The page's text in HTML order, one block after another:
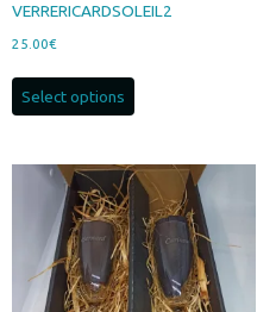
VERRERICARDSOLEIL2
25.00€
Select options